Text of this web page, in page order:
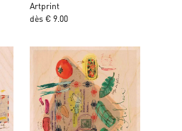
Artprint
dès € 9.00